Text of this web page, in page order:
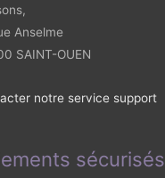
Anselme
SAINT-OUEN
notre service support
sécurisés